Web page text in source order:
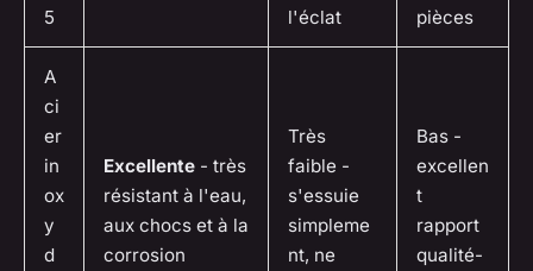
5
l'éclat
pièces
A
ci
er
in
ox
y
d
Excellente - très
résistant à l'eau,
aux chocs et à la
corrosion
Très
faible -
s'essuie
simpleme
nt, ne
Bas -
excellen
t
rapport
qualité-